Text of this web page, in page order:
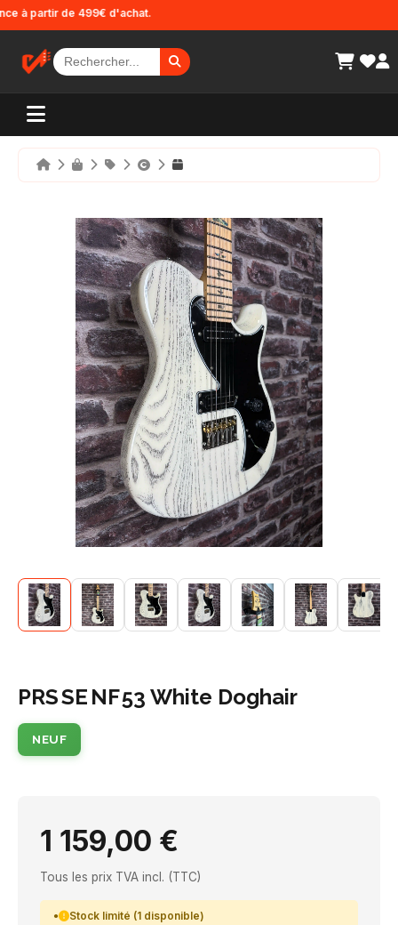
partir de 499€ d'achat.
PRS SE NF 53 White Doghair
NEUF
1 159,00 €
Tous les prix TVA incl. (TTC)
Stock limité (1 disponible)
Panneau de gestion des cookies